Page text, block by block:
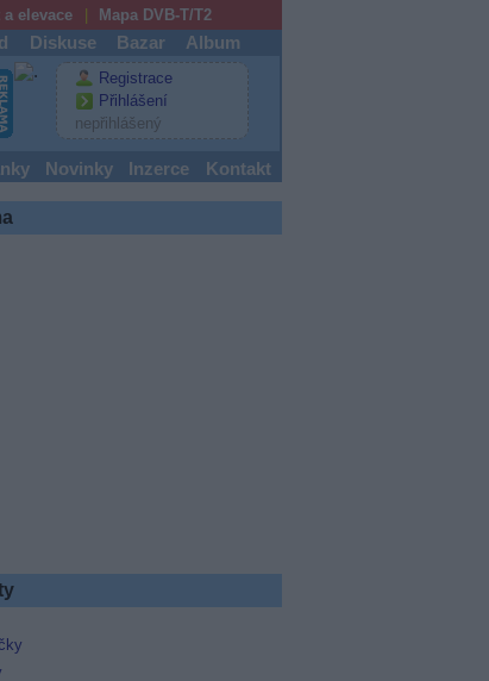
elevace Mapa DVB-T/T2
Diskuse Bazar Album
Registrace
Přihlášení
nepřihlášený
Novinky Inzerce Kontakt